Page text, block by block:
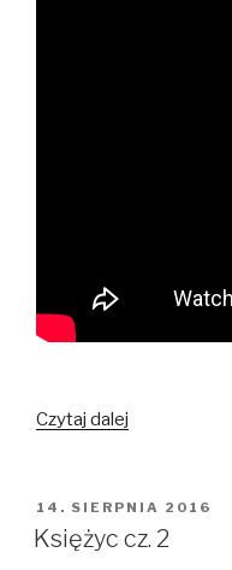
Czytaj dalej
Dzieciach
Księżyca
OPUBLIKOWANE
W
14. SIERPNIA 2016
Księżyc cz. 2